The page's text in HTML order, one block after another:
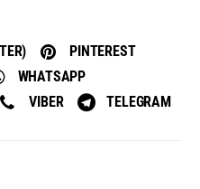
PINTEREST
WHATSAPP
VIBER TELEGRAM